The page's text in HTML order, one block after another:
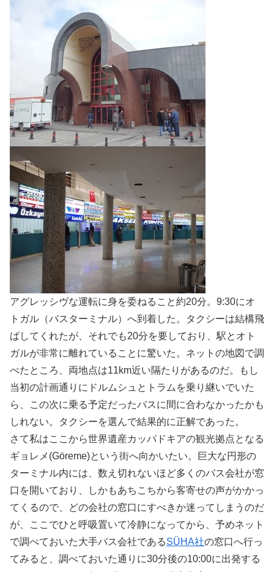
アグレッシヴな運転に身を委ねること約20分。9:30にオ
トガル（バスターミナル）へ到着した。タクシーは結構飛
ばしてくれたが、それでも20分を要しており、駅とオト
ガルが非常に離れていることに驚いた。ネットの地図で調
べたところ、両地点は11km近い隔たりがあるのだ。もし
当初の計画通りにドルムシュとトラムを乗り継いでいた
ら、この次に乗る予定だったバスに間に合わなかったかも
しれない。タクシーを選んで結果的に正解であった。
さて私はここから世界遺産カッパドキアの観光拠点となる
ギョレメ(Göreme)という街へ向かいたい。巨大な円形の
ターミナル内には、数え切れないほど多くのバス会社が窓
口を開いており、しかもあちこちから客寄せの声がかかっ
てくるので、どの会社の窓口にすべきか迷ってしまうのだ
が、ここでひと呼吸置いて冷静になってから、予めネット
で調べておいた大手バス会社であるSÜHA社の窓口へ行っ
てみると、調べておいた通りに30分後の10:00に出発する